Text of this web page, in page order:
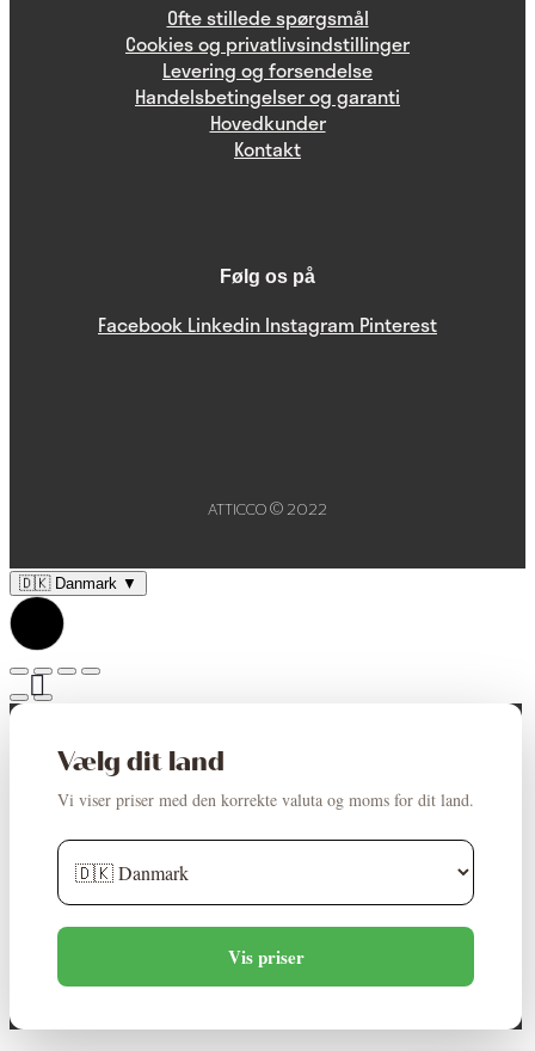
Ofte stillede spørgsmål
Cookies og privatlivsindstillinger
Levering og forsendelse
Handelsbetingelser og garanti
Hovedkunder
Kontakt
Følg os på
Facebook Linkedin Instagram Pinterest
ATTICCO © 2022
🇩🇰 Danmark ▼
Vælg dit land
Vi viser priser med den korrekte valuta og moms for dit land.
Vis priser